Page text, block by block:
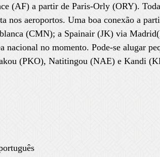
(AF) a partir de Paris-Orly (ORY).
nos aeroportos. Uma boa conexão a
(CMN); a Spainair (JK) via
nacional no momento. Pode-se alugar
(PKO), Natitingou (NAE) e Kandi